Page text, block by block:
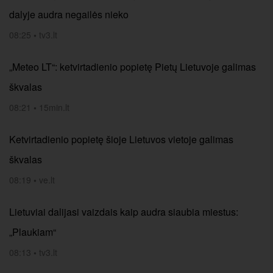
dalyje audra negailės nieko
08:25 • tv3.lt
„Meteo LT“: ketvirtadienio popietę Pietų Lietuvoje galimas
škvalas
08:21 • 15min.lt
Ketvirtadienio popietę šioje Lietuvos vietoje galimas
škvalas
08:19 • ve.lt
Lietuviai dalijasi vaizdais kaip audra siaubia miestus:
„Plaukiam“
08:13 • tv3.lt